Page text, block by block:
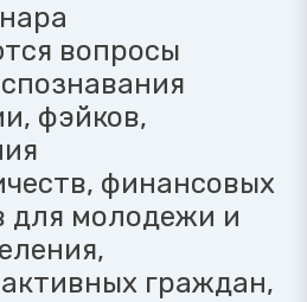
вопросы
фэйков,
финансовых
для молодежи и
граждан,